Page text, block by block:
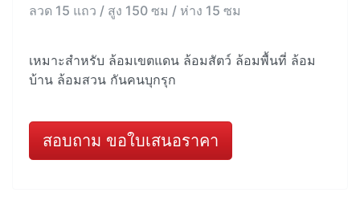
ลวด 15 แถว / สูง 150 ซม / ห่าง 15 ซม
เหมาะสำหรับ ล้อมเขตแดน ล้อมสัตว์ ล้อมพื้นที่ ล้อม
บ้าน ล้อมสวน กันคนบุกรุก
สอบถาม ขอใบเสนอราคา